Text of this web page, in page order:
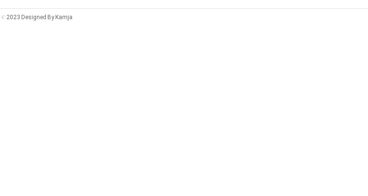
©2023 Designed By Kamja